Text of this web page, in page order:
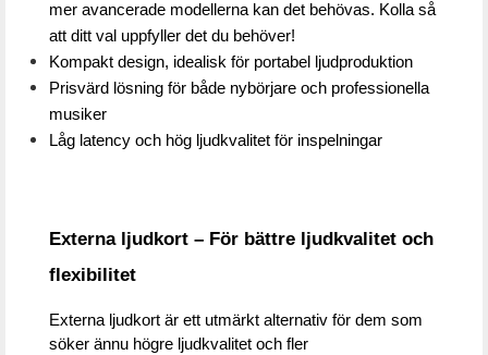
mer avancerade modellerna kan det behövas. Kolla så
att ditt val uppfyller det du behöver!
Kompakt design, idealisk för portabel ljudproduktion
Prisvärd lösning för både nybörjare och professionella
musiker
Låg latency och hög ljudkvalitet för inspelningar
Externa ljudkort – För bättre ljudkvalitet och
flexibilitet
Externa ljudkort är ett utmärkt alternativ för dem som
söker ännu högre ljudkvalitet och fler